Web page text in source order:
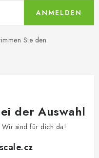
Sie den
ANMELDEN
der Auswahl
Wir sind für dich da!